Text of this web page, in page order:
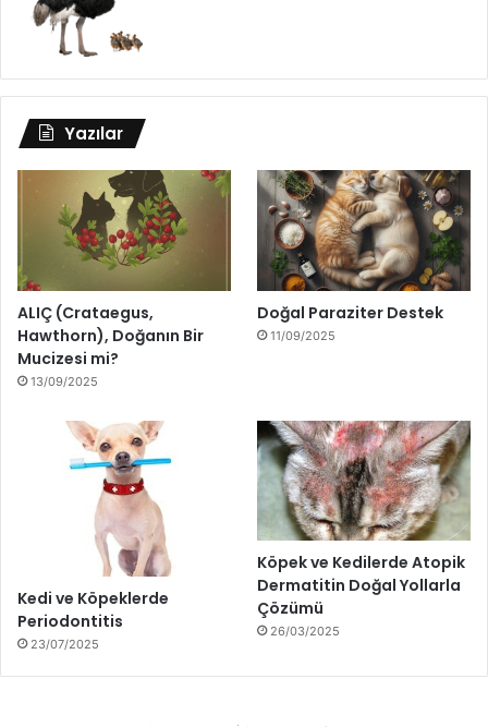
Yazılar
ALIÇ (Crataegus,
Hawthorn), Doğanın Bir
Mucizesi mi?
13/09/2025
Doğal Paraziter Destek
11/09/2025
Kedi ve Köpeklerde
Periodontitis
23/07/2025
Köpek ve Kedilerde Atopik
Dermatitin Doğal Yollarla
Çözümü
26/03/2025